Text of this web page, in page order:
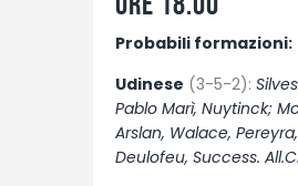
Probabili formazioni:
Udinese (3-5-2):
Pablo Marì, Nuytinck;
Arslan, Walace,
Deulofeu, Success.